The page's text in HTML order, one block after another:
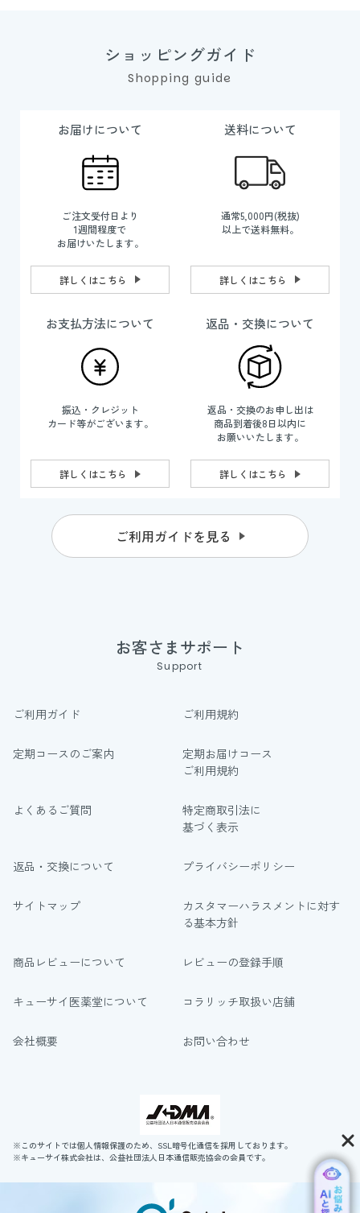
ショッピングガイド
Shopping guide
お届けについて
ご注文受付日より
1週間程度で
お届けいたします。
詳しくはこちら
送料について
通常5,000円(税抜)
以上で送料無料。
詳しくはこちら
お支払方法について
振込・クレジット
カード等がございます。
詳しくはこちら
返品・交換について
返品・交換のお申し出は
商品到着後8日以内に
お願いいたします。
詳しくはこちら
ご利用ガイドを見る
お客さまサポート
Support
ご利用ガイド ご利用規約
定期コースのご案内
定期お届けコース
ご利用規約
よくあるご質問
特定商取引法に
基づく表示
返品・交換について プライバシーポリシー
サイトマップ
カスタマーハラスメントに対す
る基本方針
商品レビューについて レビューの登録手順
キューサイ医薬堂について コラリッチ取扱い店舗
会社概要 お問い合わせ
※このサイトでは個人情報保護のため、SSL暗号化通信を採用しております。
※キューサイ株式会社は、公益社団法人日本通信販売協会の会員です。